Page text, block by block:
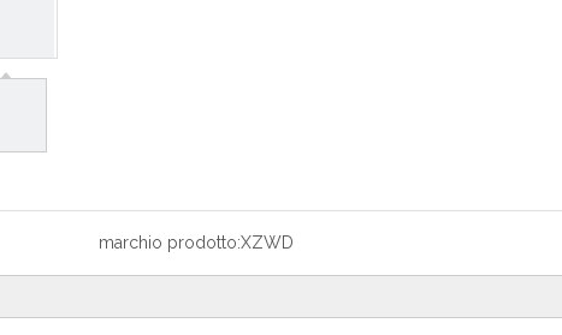
marchio prodotto:XZWD